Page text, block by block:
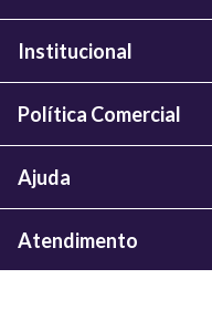
Institucional
Política Comercial
Ajuda
Atendimento